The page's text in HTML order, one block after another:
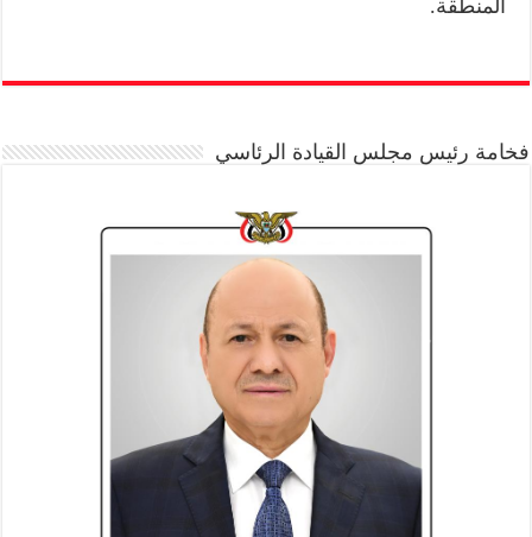
المنطقة.
فخامة رئيس مجلس القيادة الرئاسي